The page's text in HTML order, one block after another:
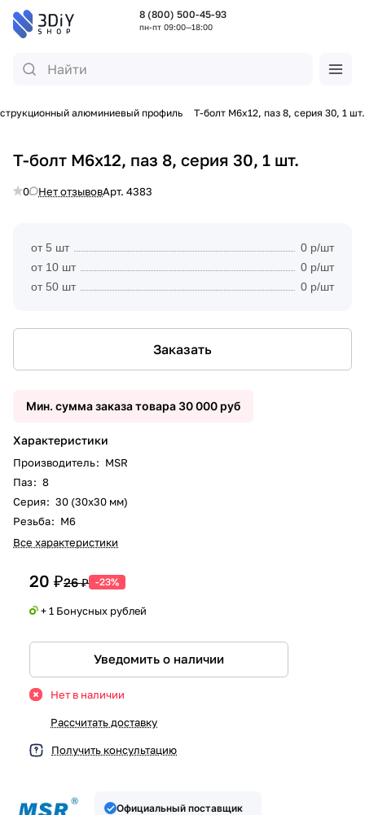
8 (800) 500-45-93
пн-пт 09:00—18:00
алюминиевый профиль Т-болт М6х12, паз 8, серия 30, 1 шт.
Т-болт М6х12, паз 8, серия 30, 1 шт.
0 Нет отзывовАрт. 4383
от 5 шт
0 р/шт
от 10 шт
0 р/шт
от 50 шт
0 р/шт
Заказать
Мин. сумма заказа товара 30 000 руб
Характеристики
Производитель: MSR
Паз: 8
Серия: 30 (30x30 мм)
Резьба: М6
Все характеристики
20 ₽26 ₽ -23%
+ 1 Бонусных рублей
Уведомить о наличии
Нет в наличии
Рассчитать доставку
Получить консультацию
Официальный поставщик